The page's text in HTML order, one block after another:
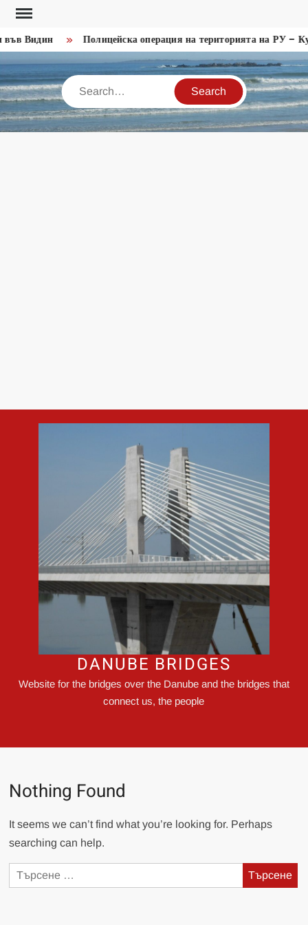
Skip
content
Видин Полицейска операция на територията на РУ –
Search
DANUBE BRIDGES
Website for the bridges over the Danube and the bridges that
connect us, the people
Nothing Found
It seems we can’t find what you’re looking for. Perhaps
searching can help.
Търсене
за: